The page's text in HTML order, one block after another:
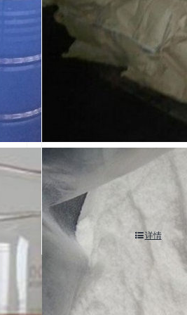
cetearyl alcohol cas 67762-
详情